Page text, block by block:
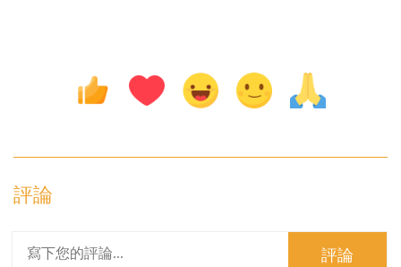
評論
評論